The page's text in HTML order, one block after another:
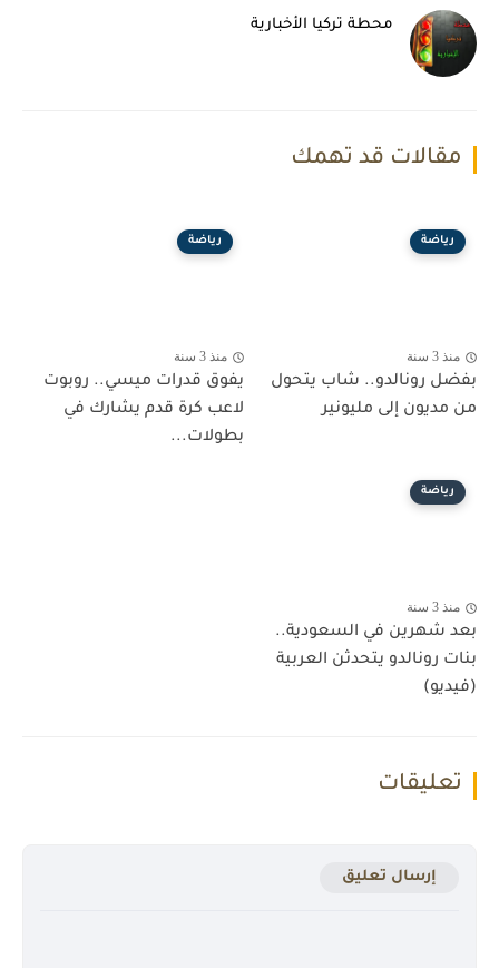
محطة تركيا الأخبارية
مقالات قد تهمك
رياضة
منذ 3 سنة
بفضل رونالدو.. شاب يتحول
من مديون إلى مليونير
رياضة
منذ 3 سنة
يفوق قدرات ميسي.. روبوت
لاعب كرة قدم يشارك في
بطولات...
رياضة
منذ 3 سنة
بعد شهرين في السعودية..
بنات رونالدو يتحدثن العربية
(فيديو)
تعليقات
إرسال تعليق